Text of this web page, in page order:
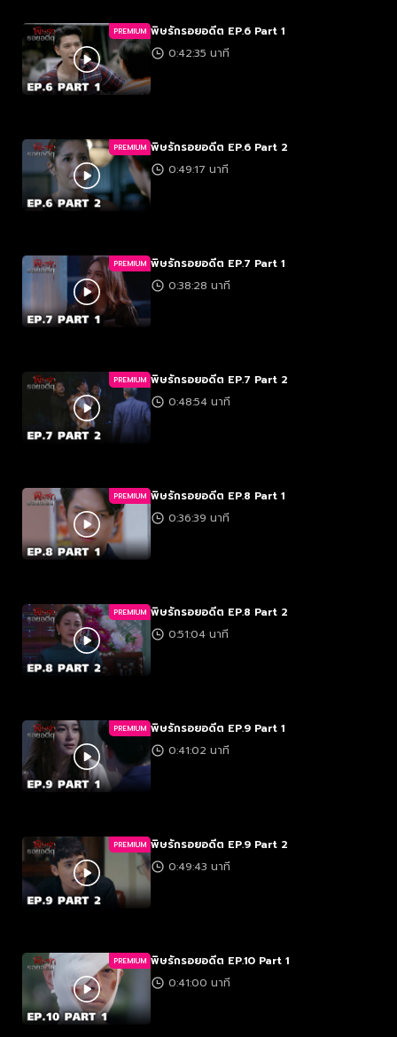
PREMIUM พิษรักรอยอดีต EP.6 Part 1
0:42:35 นาที
PREMIUM พิษรักรอยอดีต EP.6 Part 2
0:49:17 นาที
PREMIUM พิษรักรอยอดีต EP.7 Part 1
0:38:28 นาที
PREMIUM พิษรักรอยอดีต EP.7 Part 2
0:48:54 นาที
PREMIUM พิษรักรอยอดีต EP.8 Part 1
0:36:39 นาที
PREMIUM พิษรักรอยอดีต EP.8 Part 2
0:51:04 นาที
PREMIUM พิษรักรอยอดีต EP.9 Part 1
0:41:02 นาที
PREMIUM พิษรักรอยอดีต EP.9 Part 2
0:49:43 นาที
PREMIUM พิษรักรอยอดีต EP.10 Part 1
0:41:00 นาที